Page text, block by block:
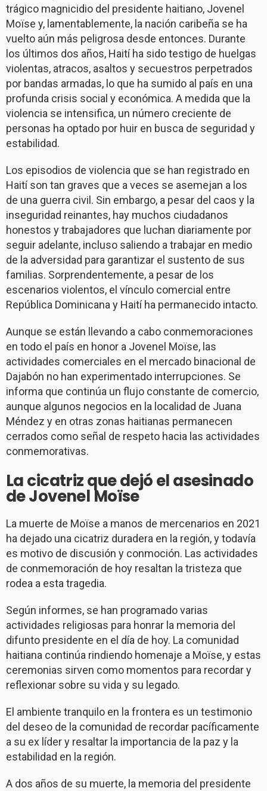
trágico magnicidio del presidente haitiano, Jovenel
Moïse y, lamentablemente, la nación caribeña se ha
vuelto aún más peligrosa desde entonces. Durante
los últimos dos años, Haití ha sido testigo de huelgas
violentas, atracos, asaltos y secuestros perpetrados
por bandas armadas, lo que ha sumido al país en una
profunda crisis social y económica. A medida que la
violencia se intensifica, un número creciente de
personas ha optado por huir en busca de seguridad y
estabilidad.
Los episodios de violencia que se han registrado en
Haití son tan graves que a veces se asemejan a los
de una guerra civil. Sin embargo, a pesar del caos y la
inseguridad reinantes, hay muchos ciudadanos
honestos y trabajadores que luchan diariamente por
seguir adelante, incluso saliendo a trabajar en medio
de la adversidad para garantizar el sustento de sus
familias. Sorprendentemente, a pesar de los
escenarios violentos, el vínculo comercial entre
República Dominicana y Haití ha permanecido intacto.
Aunque se están llevando a cabo conmemoraciones
en todo el país en honor a Jovenel Moïse, las
actividades comerciales en el mercado binacional de
Dajabón no han experimentado interrupciones. Se
informa que continúa un flujo constante de comercio,
aunque algunos negocios en la localidad de Juana
Méndez y en otras zonas haitianas permanecen
cerrados como señal de respeto hacia las actividades
conmemorativas.
La cicatriz que dejó el asesinado
de Jovenel Moïse
La muerte de Moïse a manos de mercenarios en 2021
ha dejado una cicatriz duradera en la región, y todavía
es motivo de discusión y conmoción. Las actividades
de conmemoración de hoy resaltan la tristeza que
rodea a esta tragedia.
Según informes, se han programado varias
actividades religiosas para honrar la memoria del
difunto presidente en el día de hoy. La comunidad
haitiana continúa rindiendo homenaje a Moïse, y estas
ceremonias sirven como momentos para recordar y
reflexionar sobre su vida y su legado.
El ambiente tranquilo en la frontera es un testimonio
del deseo de la comunidad de recordar pacíficamente
a su ex líder y resaltar la importancia de la paz y la
estabilidad en la región.
A dos años de su muerte, la memoria del presidente